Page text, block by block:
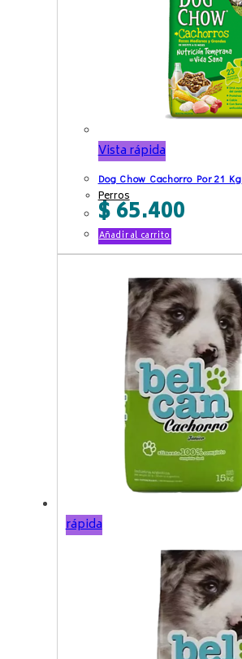
Vista rápida
Dog Chow Cachorro Por 21 Kg
Perros
$65.400
Añadir al carrito
rápida